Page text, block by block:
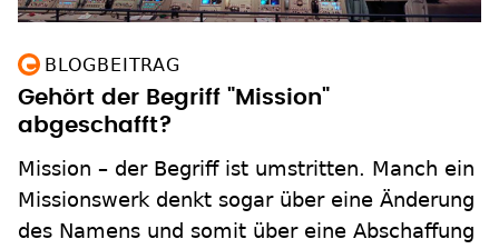
BLOGBEITRAG
Gehört der Begriff "Mission"
abgeschafft?
Mission – der Begriff ist umstritten. Manch ein
Missionswerk denkt sogar über eine Änderung
des Namens und somit über eine Abschaffung